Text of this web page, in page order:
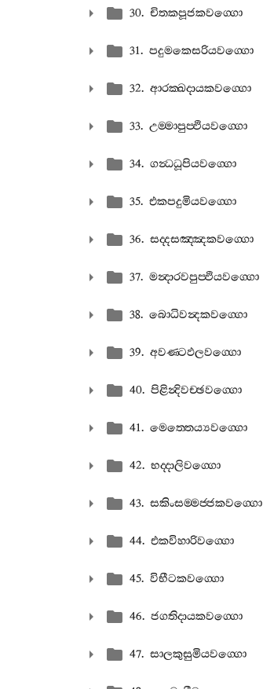
30. චිතකපූජකවග‍්ගො
31. පදුමකෙසරියවග‍්ගො
32. ආරක‍්ඛදායකවග‍්ගො
33. උම‍්මාපුප‍්ඵියවග‍්ගො
34. ගන්‍ධධූපියවග‍්ගො
35. එකපදුමියවග‍්ගො
36. සද‍්දසඤ‍්ඤකවග‍්ගො
37. මන්‍දාරවපුප‍්ඵියවග‍්ගො
38. බොධිවන්‍දකවග‍්ගො
39. අවණ‍්ටඵලවග‍්ගො
40. පිළින්‍දිවච‍්ඡවග‍්ගො
41. මෙත‍්තෙය්‍යවග‍්ගො
42. භද‍්දාලිවග‍්ගො
43. සකිංසම‍්මජ‍්ජකවග‍්ගො
44. එකවිහාරිවග‍්ගො
45. විභීටකවග‍්ගො
46. ජගතිදායකවග‍්ගො
47. සාලකුසුමියවග‍්ගො